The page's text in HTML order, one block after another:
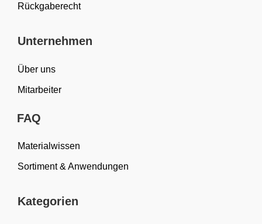
Rückgaberecht
Unternehmen
Über uns
Mitarbeiter
FAQ
Materialwissen
Sortiment & Anwendungen
Kategorien